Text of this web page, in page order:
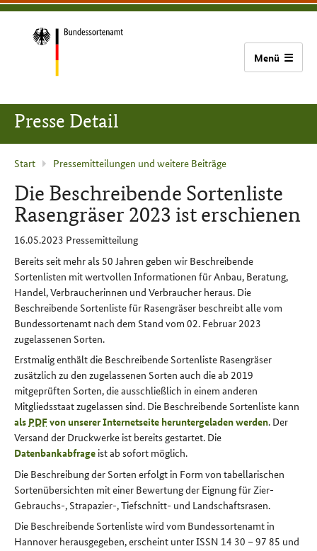
zum
(Navigation
zur
zum
Bundessortenamt
Zur
Startseite
Presse Detail
Aktuelle
Seite
:
Start Pressemitteilungen und weitere Beiträge
Die Beschreibende Sortenliste
Rasengräser 2023 ist erschienen
16.05.2023 Pressemitteilung
Bereits seit mehr als 50 Jahren geben wir Beschreibende
Sortenlisten mit wertvollen Informationen für Anbau, Beratung,
Handel, Verbraucherinnen und Verbraucher heraus. Die
Beschreibende Sortenliste für Rasengräser beschreibt alle vom
Bundessortenamt nach dem Stand vom 02. Februar 2023
zugelassenen Sorten.
Erstmalig enthält die Beschreibende Sortenliste Rasengräser
zusätzlich zu den zugelassenen Sorten auch die ab 2019
mitgeprüften Sorten, die ausschließlich in einem anderen
Mitgliedsstaat zugelassen sind. Die Beschreibende Sortenliste kann
als PDFvon unserer Internetseite heruntergeladen werden. Der
Versand der Druckwerke ist bereits gestartet. Die
Datenbankabfrage ist ab sofort möglich.
Die Beschreibung der Sorten erfolgt in Form von tabellarischen
Sortenübersichten mit einer Bewertung der Eignung für Zier-
Gebrauchs-, Strapazier-, Tiefschnitt- und Landschaftsrasen.
Die Beschreibende Sortenliste wird vom Bundessortenamt in
Hannover herausgegeben, erscheint unter ISSN 14 30 – 97 85 und